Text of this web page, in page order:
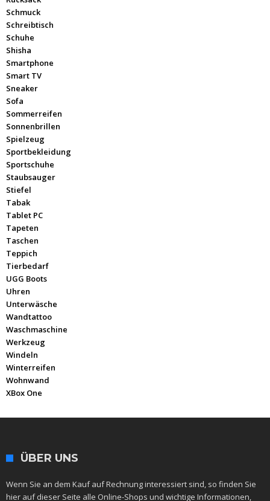
Schmuck
Schreibtisch
Schuhe
Shisha
Smartphone
Smart TV
Sneaker
Sofa
Sommerreifen
Sonnenbrillen
Spielzeug
Sportbekleidung
Sportschuhe
Staubsauger
Stiefel
Tabak
Tablet PC
Tapeten
Taschen
Teppich
Tierbedarf
UGG Boots
Uhren
Unterwäsche
Wandtattoo
Waschmaschine
Werkzeug
Windeln
Winterreifen
Wohnwand
XBox One
ÜBER UNS
Wenn Sie an dem Kauf auf Rechnung interessiert sind, so finden Sie
hier auf dieser Seite alle Online-Shops und wichtige Informationen,